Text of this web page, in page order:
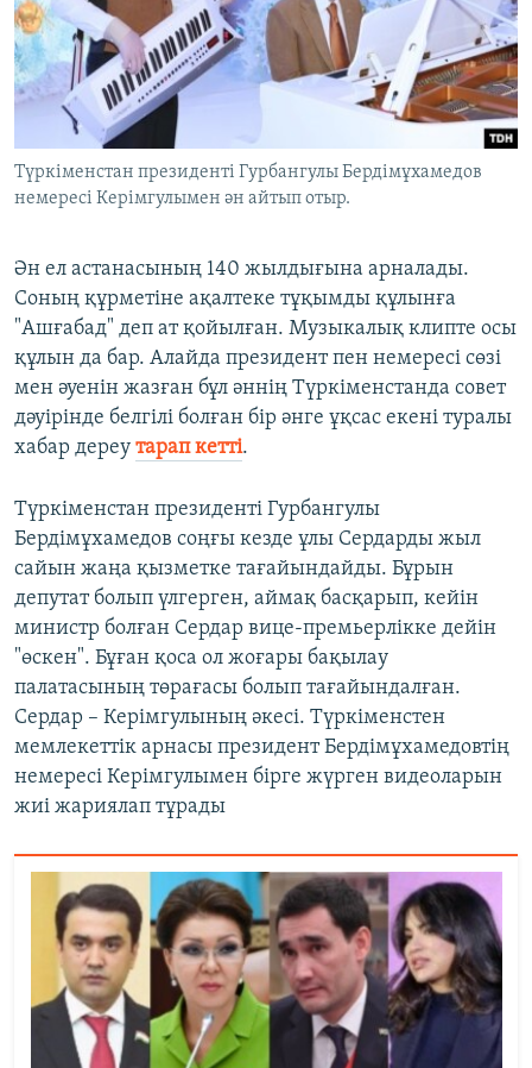
Түркіменстан президенті Гурбангулы Бердімұхамедов
немересі Керімгулымен ән айтып отыр.
Ән ел астанасының 140 жылдығына арналады.
Соның құрметіне ақалтеке тұқымды құлынға
"Ашғабад" деп ат қойылған. Музыкалық клипте осы
құлын да бар. Алайда президент пен немересі сөзі
мен әуенін жазған бұл әннің Түркіменстанда совет
дәуірінде белгілі болған бір әнге ұқсас екені туралы
хабар дереу тарап кетті.
Түркіменстан президенті Гурбангулы
Бердімұхамедов соңғы кезде ұлы Сердарды жыл
сайын жаңа қызметке тағайындайды. Бұрын
депутат болып үлгерген, аймақ басқарып, кейін
министр болған Сердар вице-премьерлікке дейін
"өскен". Бұған қоса ол жоғары бақылау
палатасының төрағасы болып тағайындалған.
Сердар – Керімгулының әкесі. Түркіменстен
мемлекеттік арнасы президент Бердімұхамедовтің
немересі Керімгулымен бірге жүрген видеоларын
жиі жариялап тұрады